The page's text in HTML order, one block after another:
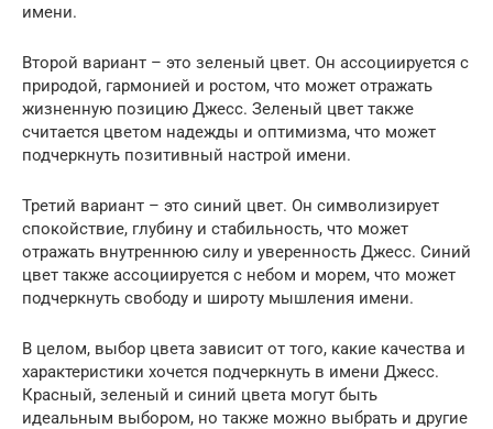
имени.
Второй вариант – это зеленый цвет. Он ассоциируется с
природой, гармонией и ростом, что может отражать
жизненную позицию Джесс. Зеленый цвет также
считается цветом надежды и оптимизма, что может
подчеркнуть позитивный настрой имени.
Третий вариант – это синий цвет. Он символизирует
спокойствие, глубину и стабильность, что может
отражать внутреннюю силу и уверенность Джесс. Синий
цвет также ассоциируется с небом и морем, что может
подчеркнуть свободу и широту мышления имени.
В целом, выбор цвета зависит от того, какие качества и
характеристики хочется подчеркнуть в имени Джесс.
Красный, зеленый и синий цвета могут быть
идеальным выбором, но также можно выбрать и другие